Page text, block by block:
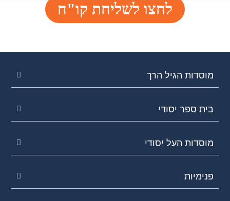
לחצו לשליחת קו"ח
מוסדות הגיל הרך
בית ספר יסודי
מוסדות העל יסודי
פנימיות